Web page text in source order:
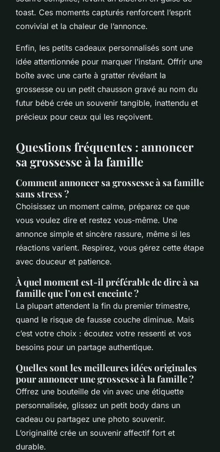
toast. Ces moments capturés renforcent l’esprit
convivial et la chaleur de l’annonce.
Enfin, les petits cadeaux personnalisés sont une
idée attentionnée pour marquer l’instant. Offrir une
boîte avec une carte à gratter révélant la
grossesse ou un petit chausson gravé au nom du
futur bébé crée un souvenir tangible, inattendu et
précieux pour ceux qui les reçoivent.
Questions fréquentes : annoncer
sa grossesse à la famille
Comment annoncer sa grossesse à sa famille
sans stress ?
Choisissez un moment calme, préparez ce que
vous voulez dire et restez vous-même. Une
annonce simple et sincère rassure, même si les
réactions varient. Respirez, vous gérez cette étape
avec douceur et patience.
À quel moment est-il préférable de dire à sa
famille que l’on est enceinte ?
La plupart attendent la fin du premier trimestre,
quand le risque de fausse couche diminue. Mais
c’est votre choix : écoutez votre ressenti et vos
besoins pour un partage authentique.
Quelles sont les meilleures idées originales
pour annoncer une grossesse à la famille ?
Offrez une bouteille de vin avec une étiquette
personnalisée, glissez un petit body dans un
cadeau ou partagez une photo souvenir.
L’originalité crée un souvenir affectif fort et
durable.